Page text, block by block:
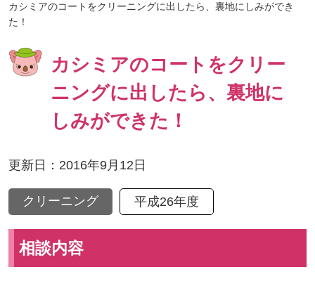
カシミアのコートをクリーニングに出したら、裏地にしみができ
た！
カシミアのコートをクリー
ニングに出したら、裏地に
しみができた！
更新日：2016年9月12日
クリーニング 平成26年度
相談内容